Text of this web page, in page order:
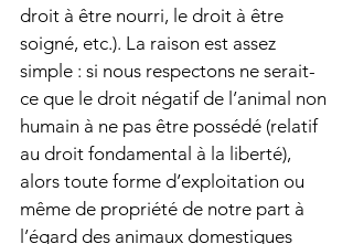
droit à être nourri, le droit à être
soigné, etc.). La raison est assez
simple : si nous respectons ne serait-
ce que le droit négatif de l’animal non
humain à ne pas être possédé (relatif
au droit fondamental à la liberté),
alors toute forme d’exploitation ou
même de propriété de notre part à
l’égard des animaux domestiques